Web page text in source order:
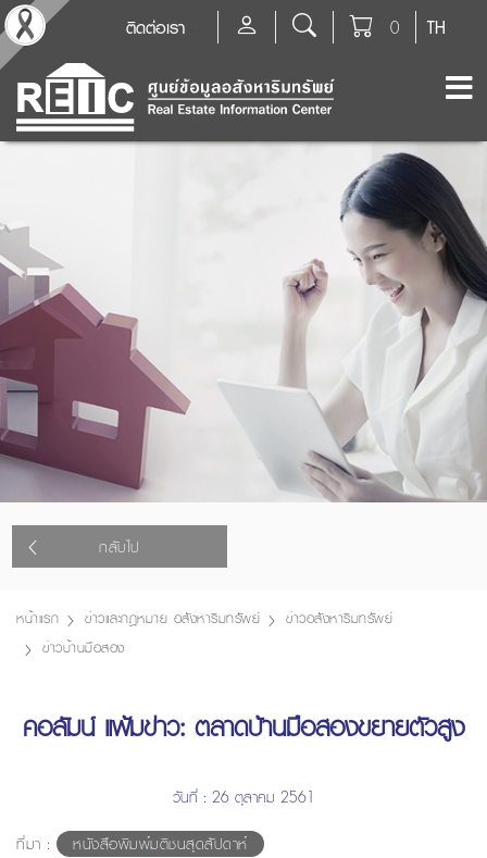
TH
0
ติดต่อเรา
กลับไป
หน้าแรก ข่าวและกฎหมาย อสังหาริมทรัพย์
ข่าวอสังหาริมทรัพย์
ข่าวบ้านมือสอง
คอลัมน์ แฟ้มข่าว: ตลาดบ้านมือสองขยายตัวสูง
วันที่ : 26 ตุลาคม 2561
ที่มา :
หนังสือพิมพ์มติชนสุดสัปดาห์